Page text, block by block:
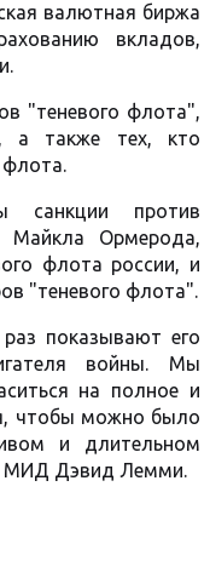
валютная биржа
вкладов,
"теневого флота",
а также тех, кто
флота.
санкции против
Майкла Ормерода,
флота россии, и
"теневого флота".
показывают его
войны. Мы
на полное и
чтобы можно было
и длительном
МИД Дэвид Лемми.